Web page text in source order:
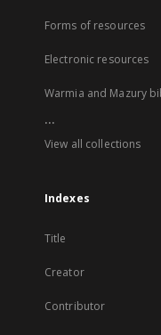
Forms of resources
Electronic resources
Warmia and Mazury
...
View all collections
Indexes
Title
Creator
Contributor